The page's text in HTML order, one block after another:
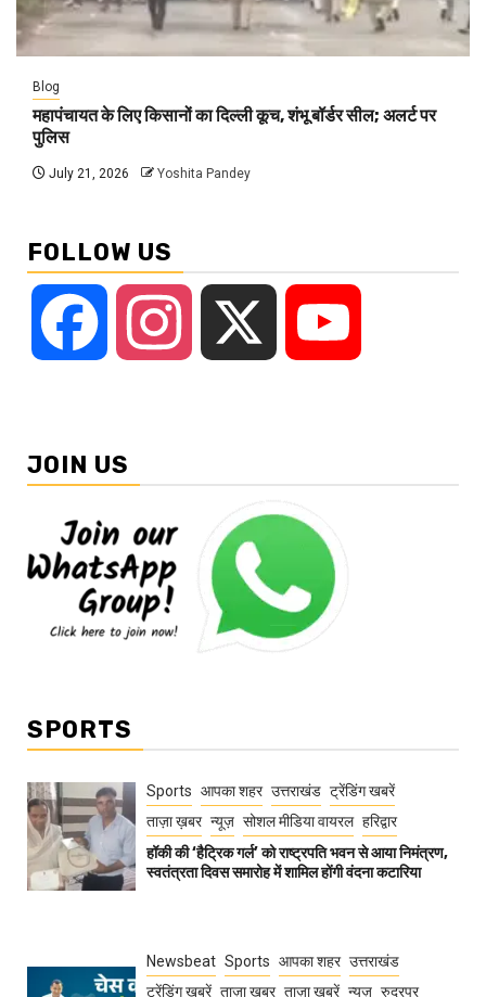
Blog
महापंचायत के लिए किसानों का दिल्ली कूच, शंभू बॉर्डर सील; अलर्ट पर
पुलिस
July 21, 2026 Yoshita Pandey
FOLLOW US
Facebook Instagram
JOIN US
SPORTS
Sports आपका शहर उत्तराखंड ट्रेंडिंग खबरें
ताज़ा ख़बर न्यूज़ सोशल मीडिया वायरल हरिद्वार
हॉकी की ‘हैट्रिक गर्ल’ को राष्ट्रपति भवन से आया निमंत्रण,
स्वतंत्रता दिवस समारोह में शामिल होंगी वंदना कटारिया
Newsbeat Sports आपका शहर उत्तराखंड
ट्रेंडिंग खबरें ताज़ा ख़बर ताज़ा ख़बरें न्यूज़ रुद्रपुर